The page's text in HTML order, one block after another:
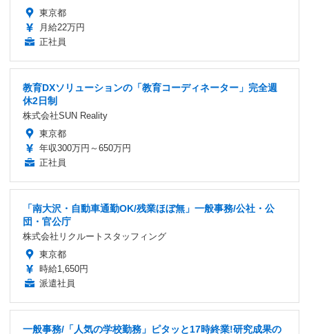
東京都
月給22万円
正社員
教育DXソリューションの「教育コーディネーター」完全週
休2日制
株式会社SUN Reality
東京都
年収300万円～650万円
正社員
「南大沢・自動車通勤OK/残業ほぼ無」一般事務/公社・公
団・官公庁
株式会社リクルートスタッフィング
東京都
時給1,650円
派遣社員
一般事務/「人気の学校勤務」ピタッと17時終業!研究成果の